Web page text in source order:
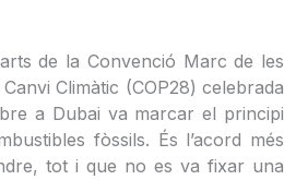
de la Convenció Marc de les
Climàtic (COP28) celebrada
a Dubai va marcar el principi
fòssils. És l’acord més
tot i que no es va fixar una